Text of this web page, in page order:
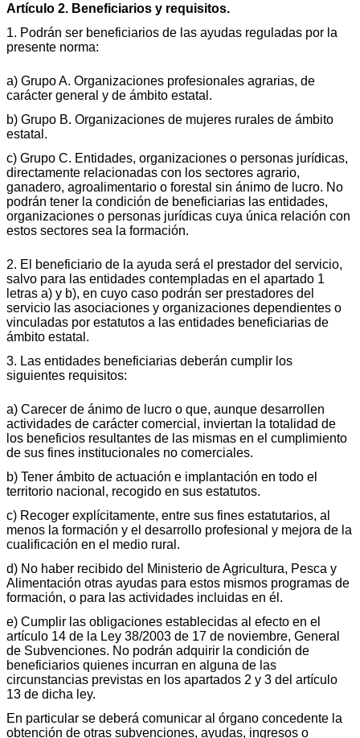
Artículo 2. Beneficiarios y requisitos.
1. Podrán ser beneficiarios de las ayudas reguladas por la
presente norma:
a) Grupo A. Organizaciones profesionales agrarias, de
carácter general y de ámbito estatal.
b) Grupo B. Organizaciones de mujeres rurales de ámbito
estatal.
c) Grupo C. Entidades, organizaciones o personas jurídicas,
directamente relacionadas con los sectores agrario,
ganadero, agroalimentario o forestal sin ánimo de lucro. No
podrán tener la condición de beneficiarias las entidades,
organizaciones o personas jurídicas cuya única relación con
estos sectores sea la formación.
2. El beneficiario de la ayuda será el prestador del servicio,
salvo para las entidades contempladas en el apartado 1
letras a) y b), en cuyo caso podrán ser prestadores del
servicio las asociaciones y organizaciones dependientes o
vinculadas por estatutos a las entidades beneficiarias de
ámbito estatal.
3. Las entidades beneficiarias deberán cumplir los
siguientes requisitos:
a) Carecer de ánimo de lucro o que, aunque desarrollen
actividades de carácter comercial, inviertan la totalidad de
los beneficios resultantes de las mismas en el cumplimiento
de sus fines institucionales no comerciales.
b) Tener ámbito de actuación e implantación en todo el
territorio nacional, recogido en sus estatutos.
c) Recoger explícitamente, entre sus fines estatutarios, al
menos la formación y el desarrollo profesional y mejora de la
cualificación en el medio rural.
d) No haber recibido del Ministerio de Agricultura, Pesca y
Alimentación otras ayudas para estos mismos programas de
formación, o para las actividades incluidas en él.
e) Cumplir las obligaciones establecidas al efecto en el
artículo 14 de la Ley 38/2003 de 17 de noviembre, General
de Subvenciones. No podrán adquirir la condición de
beneficiarios quienes incurran en alguna de las
circunstancias previstas en los apartados 2 y 3 del artículo
13 de dicha ley.
En particular se deberá comunicar al órgano concedente la
obtención de otras subvenciones, ayudas, ingresos o